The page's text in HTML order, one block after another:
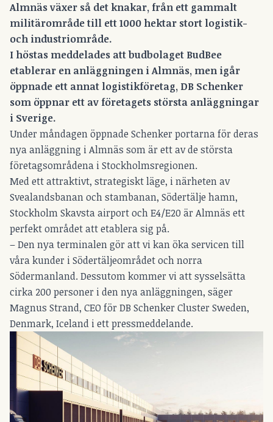
Almnäs växer så det knakar, från ett gammalt
militärområde till ett 1000 hektar stort logistik-
och industriområde.
I höstas meddelades att budbolaget BudBee
etablerar en anläggningen i Almnäs, men igår
öppnade ett annat logistikföretag, DB Schenker
som öppnar ett av företagets största anläggningar
i Sverige.
Under måndagen öppnade Schenker portarna för deras
nya anläggning i Almnäs som är ett av de största
företagsområdena i Stockholmsregionen.
Med ett attraktivt, strategiskt läge, i närheten av
Svealandsbanan och stambanan, Södertälje hamn,
Stockholm Skavsta airport och E4/E20 är Almnäs ett
perfekt området att etablera sig på.
– Den nya terminalen gör att vi kan öka servicen till
våra kunder i Södertäljeområdet och norra
Södermanland. Dessutom kommer vi att sysselsätta
cirka 200 personer i den nya anläggningen, säger
Magnus Strand, CEO för DB Schenker Cluster Sweden,
Denmark, Iceland i ett pressmeddelande.